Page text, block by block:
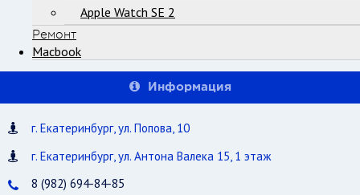
Apple Watch SE 2
Ремонт
Macbook
Информация
г. Екатеринбург, ул. Попова, 10
г. Екатеринбург, ул. Антона Валека 15, 1 этаж
8 (982) 694-84-85